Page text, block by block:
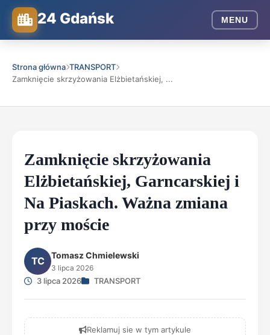
24 Gdańsk MENU
Strona główna TRANSPORT
Zamknięcie skrzyżowania Elżbietańskiej, ...
Zamknięcie skrzyżowania
Elżbietańskiej, Garncarskiej i
Na Piaskach. Ważna zmiana
przy moście
TC Tomasz Chmielewski
3 lipca 2026
3 lipca 2026 TRANSPORT
Reklamuj sie w tym artykule